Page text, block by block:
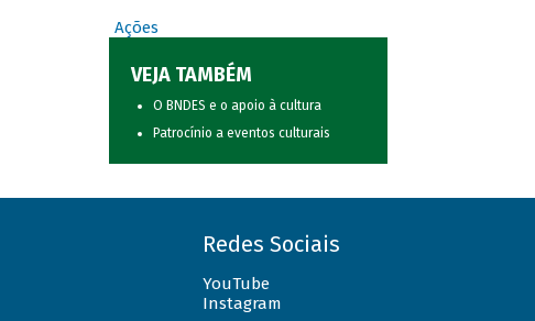
Ações
VEJA TAMBÉM
O BNDES e o apoio à cultura
Patrocínio a eventos culturais
Redes Sociais
YouTube
Instagram